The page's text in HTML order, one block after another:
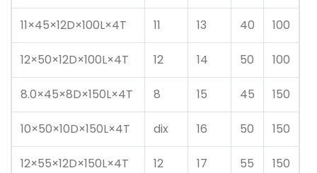
11×45×12D×100L×4T 11 13 40 100
12×50×12D×100L×4T 12 14 50 100
8.0×45×8D×150L×4T 8 15 45 150
10×50×10D×150L×4T dix 16 50 150
12×55×12D×150L×4T 12 17 55 150